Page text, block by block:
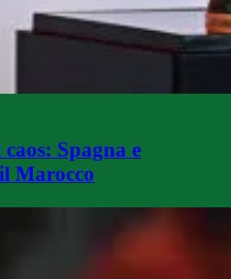
Spagna e
Marocco